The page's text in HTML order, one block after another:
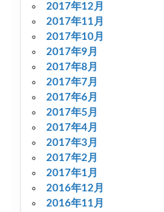
2017年12月
2017年11月
2017年10月
2017年9月
2017年8月
2017年7月
2017年6月
2017年5月
2017年4月
2017年3月
2017年2月
2017年1月
2016年12月
2016年11月